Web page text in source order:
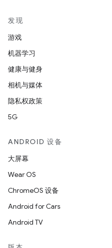
发现
游戏
机器学习
健康与健身
相机与媒体
隐私权政策
5G
ANDROID 设备
大屏幕
Wear OS
ChromeOS 设备
Android for Cars
Android TV